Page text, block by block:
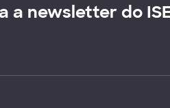
a newsletter do